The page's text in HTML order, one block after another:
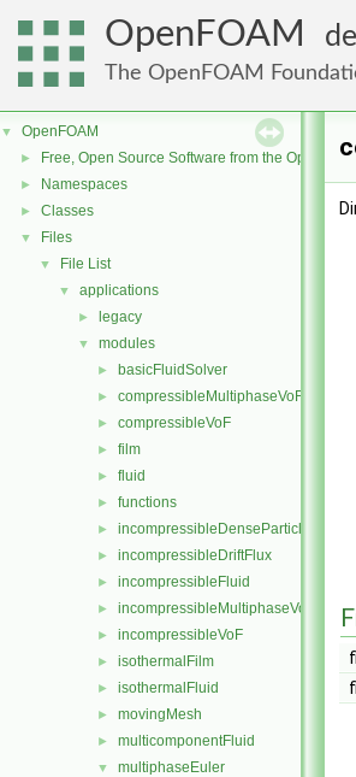
OpenFOAM
The OpenFOAM
▼ OpenFOAM
► Free, Open Source Software from the
► Namespaces
► Classes
▼ Files
▼ File List
▼ applications
► legacy
▼ modules
► basicFluidSolver
► compressibleMultiphaseVoF
► compressibleVoF
► film
► fluid
► functions
► incompressibleDenseParticleFluid
► incompressibleDriftFlux
► incompressibleFluid
► incompressibleMultiphaseVoF
► incompressibleVoF
► isothermalFilm
► isothermalFluid
► movingMesh
► multicomponentFluid
▼ multiphaseEuler